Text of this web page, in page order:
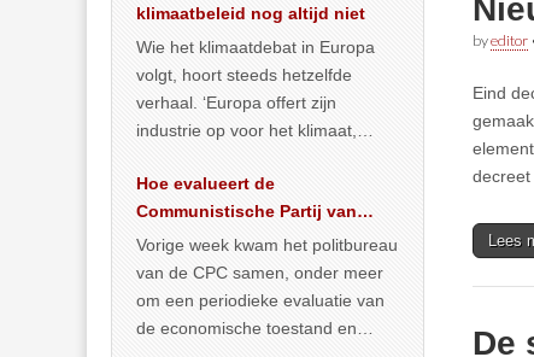
byeditor
Eind
decreet
Lees
De
klimaatbeleid nog altijd niet
Wie het klimaatdebat in Europa
volgt, hoort steeds hetzelfde
verhaal. ‘Europa offert zijn
industrie op voor het klimaat,
vergroening… >> lees meer
Hoe evalueert de
Communistische Partij van
China de economische
situatie?
Vorige week kwam het politbureau
van de CPC samen, onder meer
om een periodieke evaluatie van
de economische toestand en